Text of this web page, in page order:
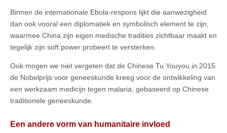
Binnen de internationale Ebola-respons lijkt die aanwezigheid
dan ook vooral een diplomatiek en symbolisch element te zijn,
waarmee China zijn eigen medische tradities zichtbaar maakt en
tegelijk zijn soft power probeert te versterken.
Ook mogen we niet vergeten dat de Chinese Tu Youyou in 2015
de Nobelprijs voor geneeskunde kreeg voor de ontwikkeling van
een werkzaam medicijn tegen malaria, gebaseerd op Chinese
traditionele geneeskunde.
Een andere vorm van humanitaire invloed